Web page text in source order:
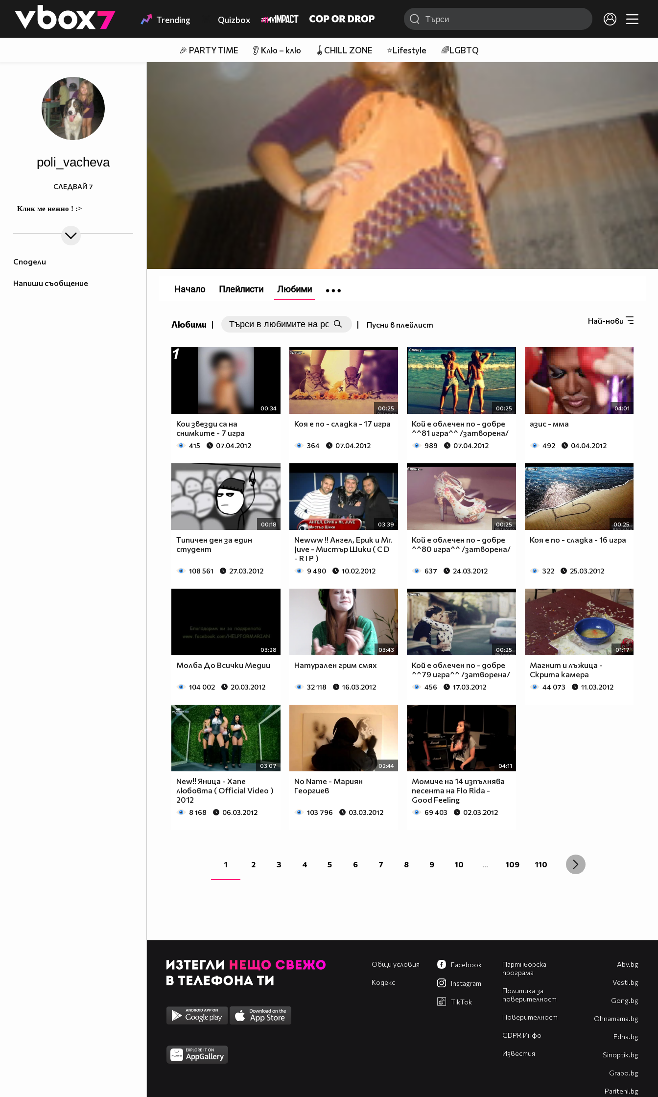
👾 Trending Quizbox
🎉 PARTY TIME 👂 Клю – клю 🪀CHILL ZONE ⭐Lifestyle 🌈LGBTQ
Сподели
Напиши съобщение
poli_vacheva
Клик ме нежно ! :>
СЛЕДВАЙ 7
Любими | | Пусни в плейлист Най-нови
00:34
Кои звезди са на
снимките - 7 игра
415 07.04.2012
00:25
Коя е по - сладка - 17 игра
364 07.04.2012
00:25
Кой е облечен по - добре
^^81 игра^^ /затворена/
989 07.04.2012
04:01
азис - мма
492 04.04.2012
00:18
Tипичен ден за един
студент
108 561 27.03.2012
03:39
Newww !! Ангел, Ерик и Mr.
Juve - Мистър Шики ( C D
- R I P )
9 490 10.02.2012
00:25
Кой е облечен по - добре
^^80 игра^^ /затворена/
637 24.03.2012
00:25
Коя е по - сладка - 16 игра
322 25.03.2012
03:28
Молба До Всички Медии
104 002 20.03.2012
03:43
Натурален грим смях
32 118 16.03.2012
00:25
Кой е облечен по - добре
^^79 игра^^ /затворена/
456 17.03.2012
01:17
Магнит и лъжица -
Скрита камера
44 073 11.03.2012
03:07
New!! Яница - Хапе
любовта ( Official Video )
2012
8 168 06.03.2012
02:44
No Name - Мариян
Георгиев
103 796 03.03.2012
04:11
Момиче на 14 изпълнява
песента на Flo Rida -
Good Feeling
69 403 02.03.2012
1 2 3 4 5 6 7 8 9 10 ... 109 110
Начало Плейлисти Любими
Общи условия
Кодекс
Партньорска
програма
Политика за
поверителност
Поверителност
GDPR Инфо
Известия
Facebook
Instagram
TikTok
Abv.bg
Vesti.bg
Gong.bg
Оhnamama.bg
Edna.bg
Sinoptik.bg
Grabo.bg
Pariteni.bg